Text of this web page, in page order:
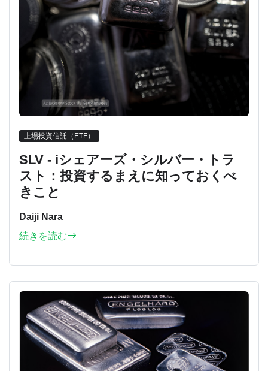
上場投資信託（ETF）
SLV - iシェアーズ・シルバー・トラ
スト：投資するまえに知っておくべ
きこと
Daiji Nara
続きを読む